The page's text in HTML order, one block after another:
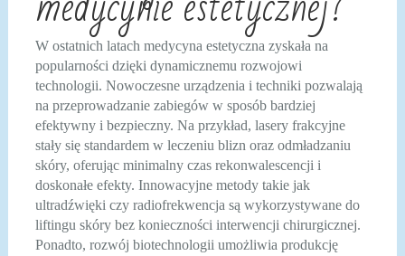
W ostatnich latach medycyna estetyczna zyskała na
popularności dzięki dynamicznemu rozwojowi
technologii. Nowoczesne urządzenia i techniki pozwalają
na przeprowadzanie zabiegów w sposób bardziej
efektywny i bezpieczny. Na przykład, lasery frakcyjne
stały się standardem w leczeniu blizn oraz odmładzaniu
skóry, oferując minimalny czas rekonwalescencji i
doskonałe efekty. Innowacyjne metody takie jak
ultradźwięki czy radiofrekwencja są wykorzystywane do
liftingu skóry bez konieczności interwencji chirurgicznej.
Ponadto, rozwój biotechnologii umożliwia produkcję